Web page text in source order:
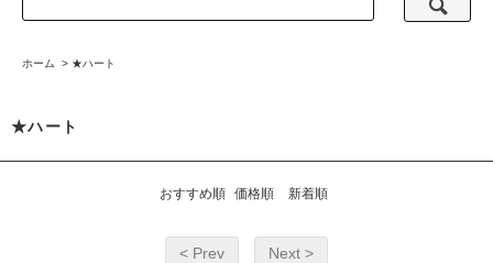
ホーム > ★ハート
★ハート
おすすめ順 価格順 新着順
< Prev Next >